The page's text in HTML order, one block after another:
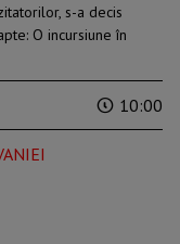
s-a decis
O incursiune în
10:00